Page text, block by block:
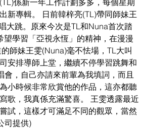
係新一年工作計劃多多，每個星期
新專輯。 日前韓梓亮(TL)帶同師妹王
大跳。原來今次是TL和Nuna首次踏
學習「亞視永恆」的精神，在漫漫
師妹王雯(Nuna)毫不怯場，TL大叫
安排導師上堂，繼續不停學習跳舞和
，自己亦請來前輩為我填詞，而且
小時候非常欣賞他的作品，這亦都聽
歌，我真係充滿驚喜。 王雯透露最近
試，這樣才可滿足不同的觀眾，當然
司提供)